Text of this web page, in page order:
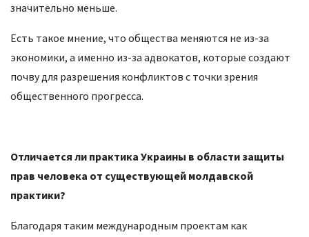
значительно меньше.
Есть такое мнение, что общества меняются не из-за
экономики, а именно из-за адвокатов, которые создают
почву для разрешения конфликтов с точки зрения
общественного прогресса.
Отличается ли практика Украины в области защиты
прав человека от существующей молдавской
практики?
Благодаря таким международным проектам как